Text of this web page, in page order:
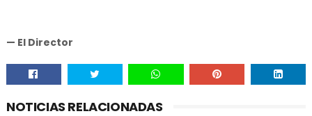
— El Director
NOTICIAS RELACIONADAS